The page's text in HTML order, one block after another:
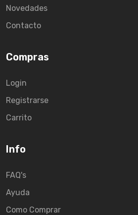
Novedades
Contacto
Compras
Login
Registrarse
Carrito
Info
FAQ's
Ayuda
Como Comprar